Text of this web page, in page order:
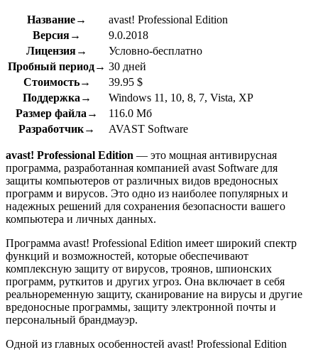
Название→
avast! Professional Edition
Версия→
9.0.2018
Лицензия→
Условно-бесплатно
Пробный период→ 30 дней
Стоимость→
39.95 $
Поддержка→
Windows 11, 10, 8, 7, Vista, XP
Размер файла→
116.0 Мб
Разработчик→
AVAST Software
avast! Professional Edition — это мощная антивирусная
программа, разработанная компанией avast Software для
защиты компьютеров от различных видов вредоносных
программ и вирусов. Это одно из наиболее популярных и
надежных решений для сохранения безопасности вашего
компьютера и личных данных.
Программа avast! Professional Edition имеет широкий спектр
функций и возможностей, которые обеспечивают
комплексную защиту от вирусов, троянов, шпионских
программ, руткитов и других угроз. Она включает в себя
реальноременную защиту, сканирование на вирусы и другие
вредоносные программы, защиту электронной почты и
персональный брандмауэр.
Одной из главных особенностей avast! Professional Edition